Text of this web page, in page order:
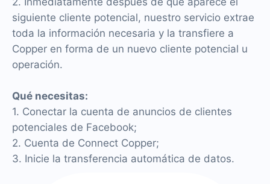
siguiente cliente potencial, nuestro servicio extrae
toda la información necesaria y la transfiere a
Copper en forma de un nuevo cliente potencial u
operación.
Qué necesitas:
1. Conectar la cuenta de anuncios de clientes
potenciales de Facebook;
2. Cuenta de Connect Copper;
3. Inicie la transferencia automática de datos.